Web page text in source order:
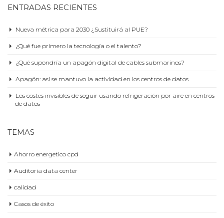
ENTRADAS RECIENTES
Nueva métrica para 2030 ¿Sustituirá al PUE?
¿Qué fue primero la tecnología o el talento?
¿Qué supondría un apagón digital de cables submarinos?
Apagón: así se mantuvo la actividad en los centros de datos
Los costes invisibles de seguir usando refrigeración por aire en centros
de datos
TEMAS
Ahorro energetico cpd
Auditoria data center
calidad
Casos de éxito